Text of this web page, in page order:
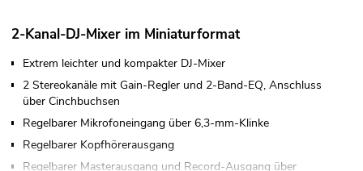
2-Kanal-DJ-Mixer im Miniaturformat
Extrem leichter und kompakter DJ-Mixer
2 Stereokanäle mit Gain-Regler und 2-Band-EQ, Anschluss
über Cinchbuchsen
Regelbarer Mikrofoneingang über 6,3-mm-Klinke
Regelbarer Kopfhörerausgang
Regelbarer Masterausgang und Record-Ausgang über